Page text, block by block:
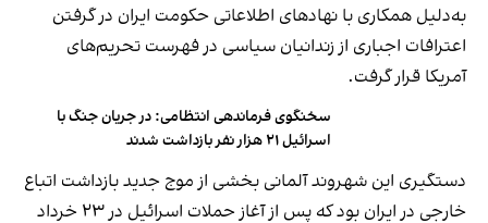
به‌دلیل همکاری با نهادهای اطلاعاتی حکومت ایران در گرفتن
اعترافات اجباری از زندانیان سیاسی در فهرست تحریم‌های
آمریکا قرار گرفت.
سخنگوی فرماندهی انتظامی: در جریان جنگ با
اسرائیل ۲۱ هزار نفر بازداشت شدند
دستگیری این شهروند آلمانی بخشی از موج جدید بازداشت اتباع
خارجی در ایران بود که پس از آغاز حملات اسرائیل در ۲۳ خرداد